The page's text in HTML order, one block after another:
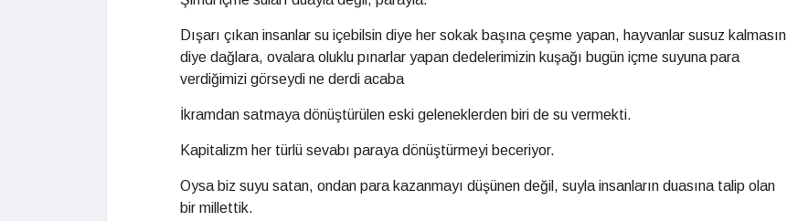
Dışarı çıkan insanlar su içebilsin diye her sokak başına çeşme yapan, hayvanlar susuz kalmasın
diye dağlara, ovalara oluklu pınarlar yapan dedelerimizin kuşağı bugün içme suyuna para
verdiğimizi görseydi ne derdi acaba
İkramdan satmaya dönüştürülen eski geleneklerden biri de su vermekti.
Kapitalizm her türlü sevabı paraya dönüştürmeyi beceriyor.
Oysa biz suyu satan, ondan para kazanmayı düşünen değil, suyla insanların duasına talip olan
bir millettik.